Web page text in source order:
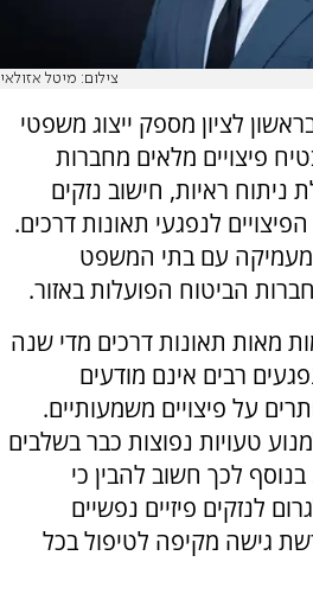
צילום: מיטל אזולאי
לציון מספק ייצוג משפטי
פיצויים מלאים מחברות
ניתוח ראיות, חישוב נזקים
לנפגעי תאונות דרכים.
מעמיקה עם בתי המשפט
הביטוח הפועלות באזור.
נרשמות מאות תאונות דרכים מדי שנה
רבים אינם מודעים
על פיצויים משמעותיים.
טעויות נפוצות כבר בשלבים
לכך חשוב להבין כי
לנזקים פיזיים נפשיים
גישה מקיפה לטיפול בכל